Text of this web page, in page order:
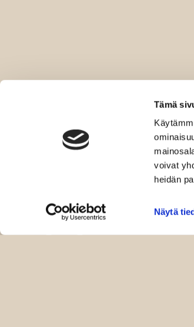
Tämä
voivat
heidän
Näytä